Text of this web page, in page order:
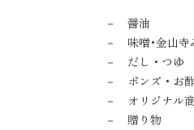
醤油
味噌･金山寺
だし・つゆ
ポンズ・お
オリジナル
贈り物